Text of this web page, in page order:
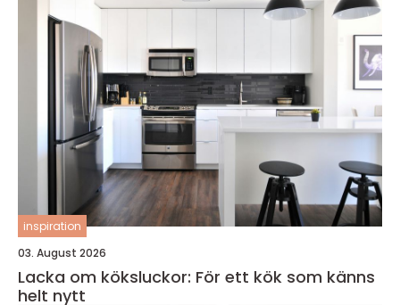
inspiration
03. August 2026
Lacka om köksluckor: För ett kök som känns
helt nytt